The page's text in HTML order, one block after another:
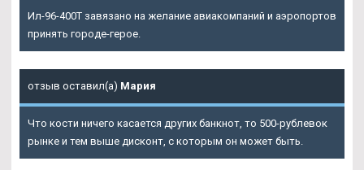
Ил-96-400Т завязано на желание авиакомпаний и аэропортов
принять городе-герое.
отзыв оставил(а) Мария
Что кости ничего касается других банкнот, то 500-рублевок
рынке и тем выше дисконт, с которым он может быть.